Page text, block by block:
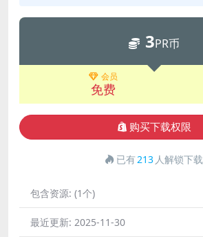
3PR币
会员
免费
购买下载权限
已有213 人解锁下载
包含资源: (1个)
最近更新: 2025-11-30